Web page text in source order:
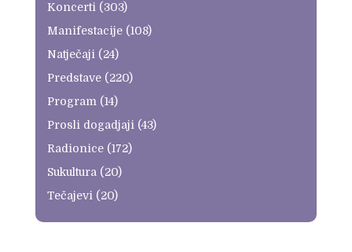
Koncerti (303)
Manifestacije(108)
Natječaji (24)
Predstave(220)
Program (14)
Prosli dogadjaji (43)
Radionice(172)
Sukultura (20)
Tečajevi (20)